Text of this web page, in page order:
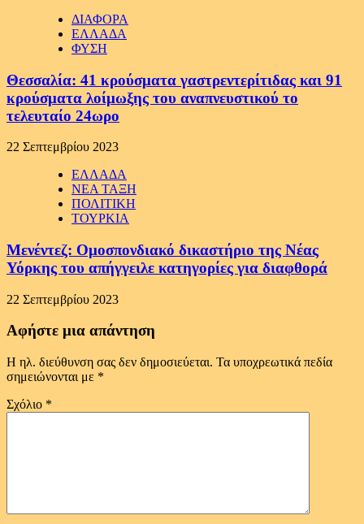
ΔΙΑΦΟΡΑ
ΕΛΛΑΔΑ
ΦΥΣΗ
Θεσσαλία: 41 κρούσματα γαστρεντερίτιδας και 91
κρούσματα λοίμωξης του αναπνευστικού το
τελευταίο 24ωρο
22 Σεπτεμβρίου 2023
ΕΛΛΑΔΑ
ΝΕΑ ΤΑΞΗ
ΠΟΛΙΤΙΚΗ
ΤΟΥΡΚΙΑ
Μενέντεζ: Ομοσπονδιακό δικαστήριο της Νέας
Υόρκης του απήγγειλε κατηγορίες για διαφθορά
22 Σεπτεμβρίου 2023
Αφήστε μια απάντηση
Η ηλ. διεύθυνση σας δεν δημοσιεύεται. Τα υποχρεωτικά πεδία
σημειώνονται με *
Σχόλιο *